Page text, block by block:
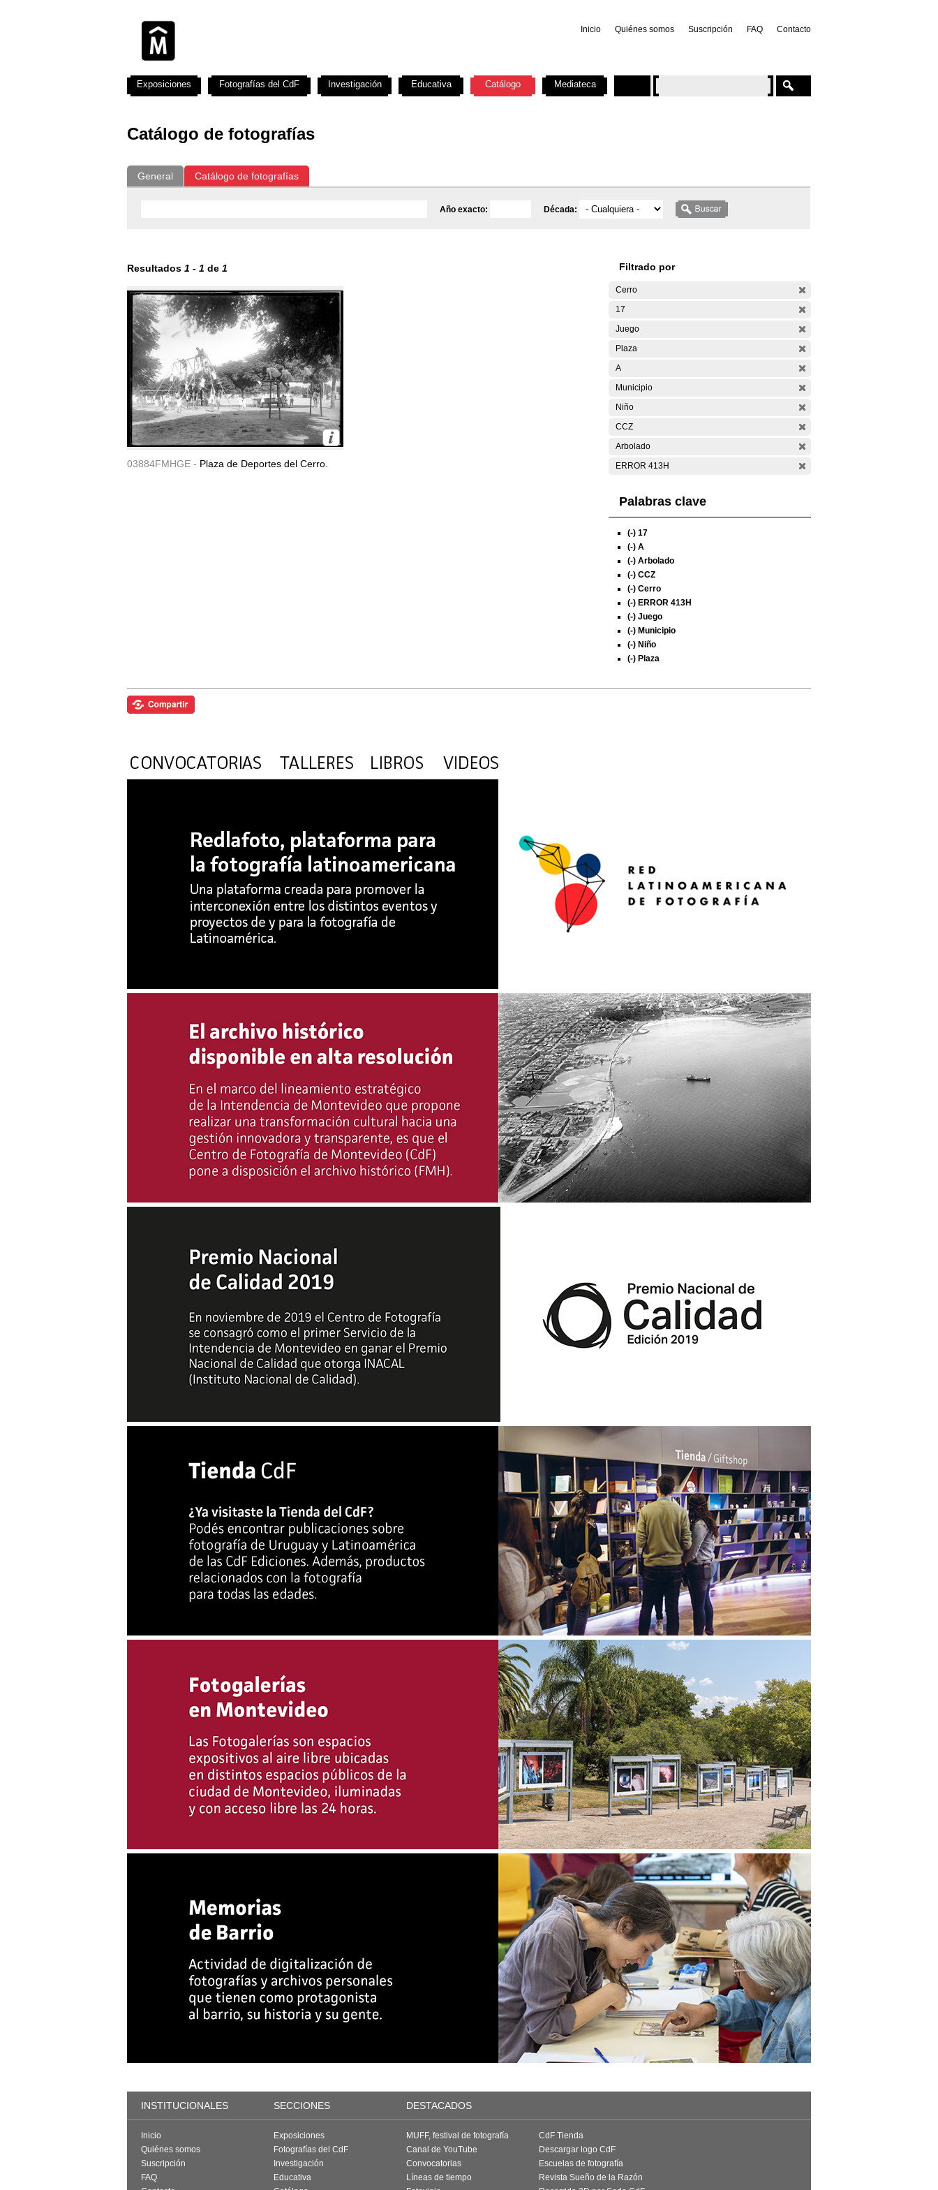
Inicio Quiénes somos Suscripción FAQ Contacto
Catálogo de fotografías
General Catálogo de fotografías
Año exacto: Década:
Resultados 1 - 1 de 1
03884FMHGE - Plaza de Deportes del Cerro.
Filtrado por
Cerro
17
Juego
Plaza
A
Municipio
Niño
CCZ
Arbolado
ERROR 413H
Palabras clave
(-) 17
(-) A
(-) Arbolado
(-) CCZ
(-) Cerro
(-) ERROR 413H
(-) Juego
(-) Municipio
(-) Niño
(-) Plaza
Exposiciones Fotografías del CdF Investigación Educativa Catálogo Mediateca
INSTITUCIONALES SECCIONES DESTACADOS
Inicio
Quiénes somos
Suscripción
FAQ
Exposiciones
Fotografías del CdF
Investigación
Educativa
MUFF, festival de fotografía
Canal de YouTube
Convocatorias
Líneas de tiempo
CdF Tienda
Descargar logo CdF
Escuelas de fotografía
Revista Sueño de la Razón